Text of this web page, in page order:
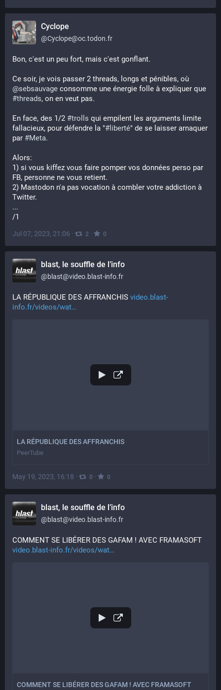
Cyclope
@Cyclope@oc.todon.fr
Bon, c'est un peu fort, mais c'est gonflant.
@sebsauvage
#threads, on en veut pas.
En face, des 1/2 #trolls qui empilent les arguments limite
fallacieux, pour défendre la "# liberté" de se laisser arnaquer
par #Meta.
Alors:
1) si vous kiffez vous faire pomper vos données perso par
FB, personne ne vous retient.
2) Mastodon n'a pas vocation à combler votre addiction à
Twitter.
...
/1
Jul 07, 2023, 21:06 · 2 · 0
blast, le souffle de l’info
@blast@video.blast-info.fr
LA RÉPUBLIQUE DES AFFRANCHIS video.blast-
info.fr/videos/wat
LA RÉPUBLIQUE DES AFFRANCHIS
PeerTube
May 19, 2023, 16:18 · 0 · 0
blast, le souffle de l’info
@blast@video.blast-info.fr
COMMENT SE LIBÉRER DES GAFAM ! AVEC FRAMASOFT
video.blast-info.fr/videos/wat
COMMENT SE LIBÉRER DES GAFAM ! AVEC FRAMASOFT